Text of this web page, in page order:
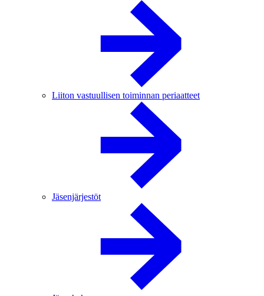
Liiton vastuullisen toiminnan periaatteet
Jäsenjärjestöt